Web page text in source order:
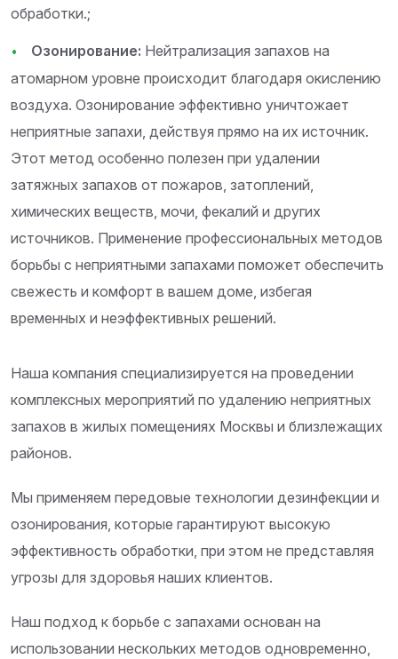
обработки.;
Озонирование: Нейтрализация запахов на
атомарном уровне происходит благодаря окислению
воздуха. Озонирование эффективно уничтожает
неприятные запахи, действуя прямо на их источник.
Этот метод особенно полезен при удалении
затяжных запахов от пожаров, затоплений,
химических веществ, мочи, фекалий и других
источников. Применение профессиональных методов
борьбы с неприятными запахами поможет обеспечить
свежесть и комфорт в вашем доме, избегая
временных и неэффективных решений.
Наша компания специализируется на проведении
комплексных мероприятий по удалению неприятных
запахов в жилых помещениях Москвы и близлежащих
районов.
Мы применяем передовые технологии дезинфекции и
озонирования, которые гарантируют высокую
эффективность обработки, при этом не представляя
угрозы для здоровья наших клиентов.
Наш подход к борьбе с запахами основан на
использовании нескольких методов одновременно,